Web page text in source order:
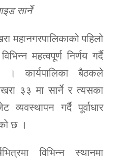
सार्ने
महानगरपालिकाको पहिलो
महत्वपूर्ण निर्णय गर्दै
कार्यपालिका बैठकले
३३ मा सार्ने र त्यसका
गर्दै पूर्वाधार
छ ।
विभिन्न स्थानमा